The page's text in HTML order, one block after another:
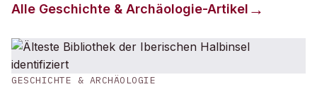
Alle Geschichte & Archäologie-Artikel
GESCHICHTE & ARCHÄOLOGIE